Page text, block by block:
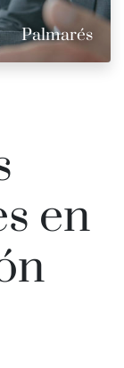
Palmarés
en